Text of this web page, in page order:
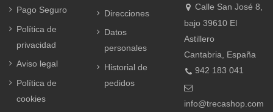
Pago Seguro
Política de
privacidad
Aviso legal
Política de
cookies
Direcciones
Datos
personales
Historial de
pedidos
Calle San José 8,
bajo 39610 El
Astillero
Cantabria, España
942 183 041
info@trecashop.com